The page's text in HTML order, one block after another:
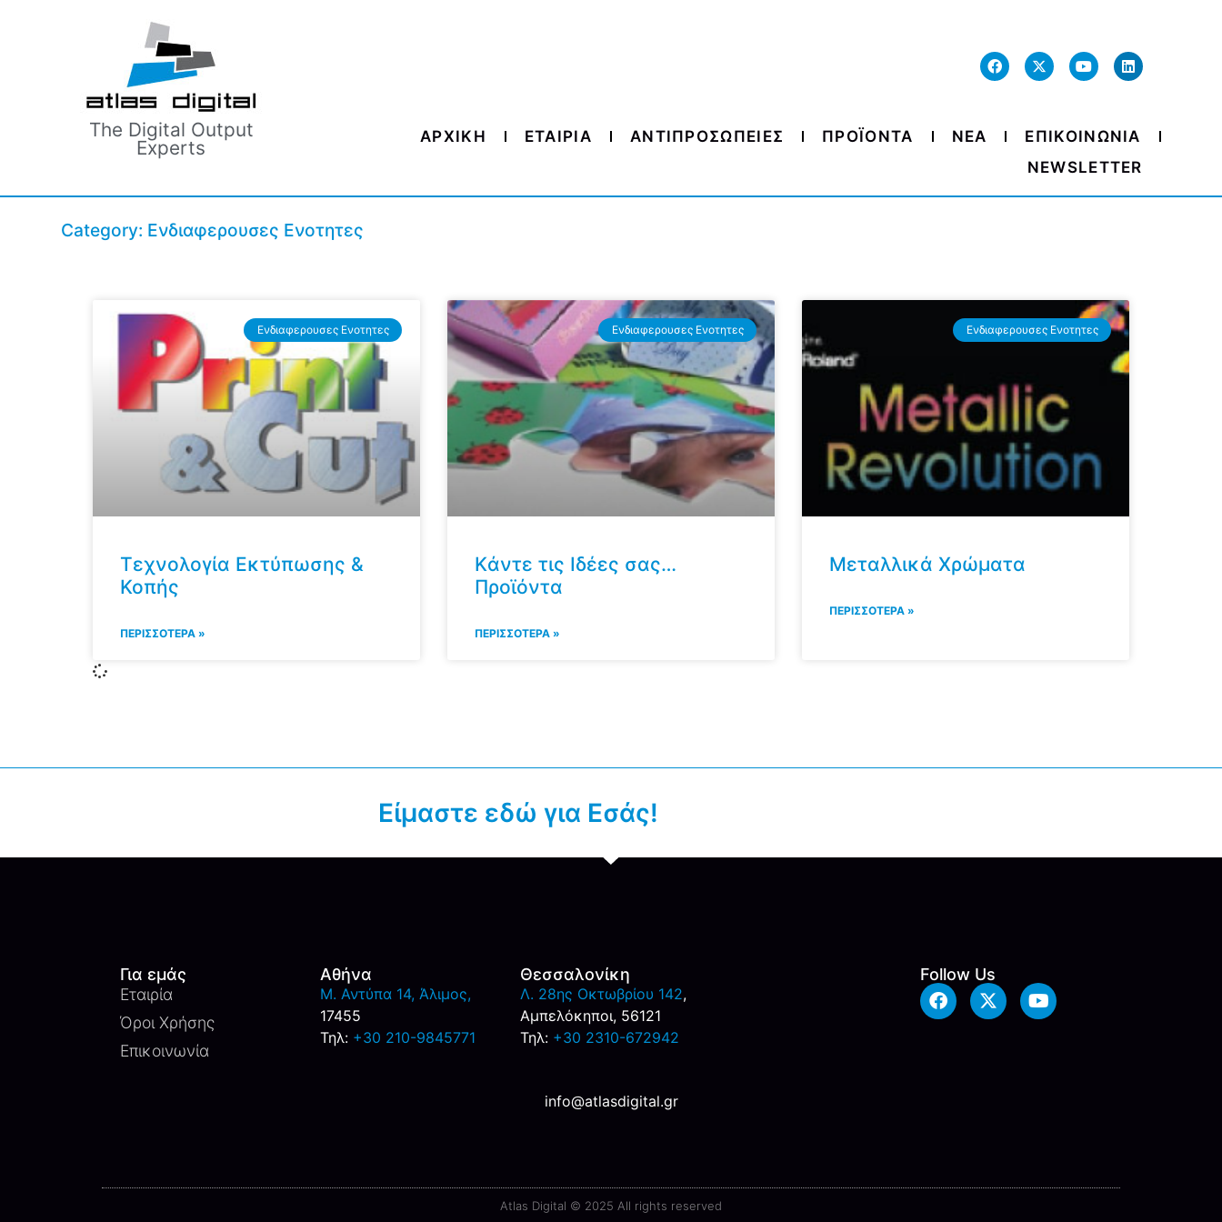
The Digital Output
Experts
ΑΡΧΙΚΗ ΕΤΑΙΡΙΑ ΑΝΤΙΠΡΟΣΩΠΕΙΕΣ ΠΡΟΪΟΝΤΑ ΝΕΑ
ΕΠΙΚΟΙΝΩΝΙΑ
NEWSLETTER
Category: Ενδιαφερουσες Ενοτητες
Ενδιαφερουσες Ενοτητες
Τεχνολογία Εκτύπωσης &
Κοπής
ΠΕΡΙΣΣΟΤΕΡΑ »
Ενδιαφερουσες Ενοτητες
Kάντε τις Ιδέες σας…
Προϊόντα
ΠΕΡΙΣΣΟΤΕΡΑ »
Ενδιαφερουσες Ενοτητες
Μεταλλικά Χρώματα
ΠΕΡΙΣΣΟΤΕΡΑ »
Είμαστε εδώ για Εσάς!
Για εμάς
Εταιρία
Όροι Χρήσης
Επικοινωνία
Αθήνα
M. Αντύπα 14, Άλιμος,
17455
Τηλ: +30 210-9845771
Θεσσαλονίκη
Λ. 28ης Οκτωβρίου 142,
Αμπελόκηποι, 56121
Τηλ: +30 2310-672942
Follow Us
info@atlasdigital.gr
Atlas Digital © 2025 All rights reserved